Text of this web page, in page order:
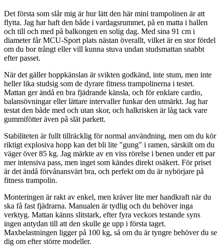
Det första som slår mig är hur lätt den här mini trampolinen är att
flytta. Jag har haft den både i vardagsrummet, på en matta i hallen
och till och med på balkongen en solig dag. Med sina 91 cm i
diameter får MCU-Sport plats nästan överallt, vilket är en stor fördel
om du bor trångt eller vill kunna stuva undan studsmattan snabbt
efter passet.
När det gäller hoppkänslan är svikten godkänd, inte stum, men inte
heller lika studsig som de dyrare fitness trampolinerna i testet.
Mattan ger ändå en bra fjädrande känsla, och för enklare cardio,
balansövningar eller lättare intervaller funkar den utmärkt. Jag har
testat den både med och utan skor, och halkrisken är låg tack vare
gummifötter även på slät parkett.
Stabiliteten är fullt tillräcklig för normal användning, men om du kör
riktigt explosiva hopp kan det bli lite "gung" i ramen, särskilt om du
väger över 85 kg. Jag märkte av en viss rörelse i benen under ett par
mer intensiva pass, men inget som kändes direkt osäkert. För priset
är det ändå förvånansvärt bra, och perfekt om du är nybörjare på
fitness trampolin.
Monteringen är rakt av enkel, men kräver lite mer handkraft när du
ska få fast fjädrarna. Manualen är tydlig och du behöver inga
verktyg. Mattan känns slitstark, efter fyra veckors testande syns
ingen antydan till att den skulle ge upp i första taget.
Maxbelastningen ligger på 100 kg, så om du är tyngre behöver du se
dig om efter större modeller.